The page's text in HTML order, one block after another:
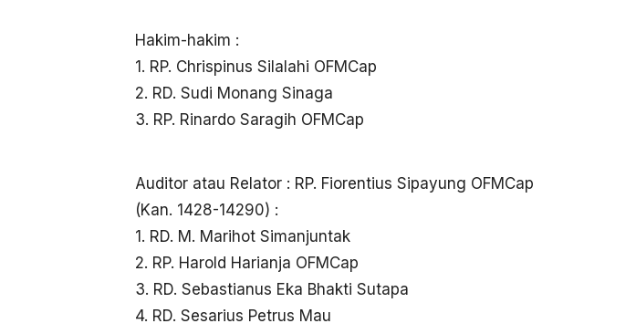
Hakim-hakim :
1. RP. Chrispinus Silalahi OFMCap
2. RD. Sudi Monang Sinaga
3. RP. Rinardo Saragih OFMCap
Auditor atau Relator : RP. Fiorentius Sipayung OFMCap
(Kan. 1428-14290) :
1. RD. M. Marihot Simanjuntak
2. RP. Harold Harianja OFMCap
3. RD. Sebastianus Eka Bhakti Sutapa
4. RD. Sesarius Petrus Mau